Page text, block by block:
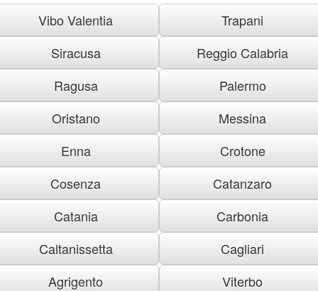
Vibo Valentia
Trapani
Siracusa
Reggio Calabria
Ragusa
Palermo
Oristano
Messina
Enna
Crotone
Cosenza
Catanzaro
Catania
Carbonia
Caltanissetta
Cagliari
Agrigento
Viterbo